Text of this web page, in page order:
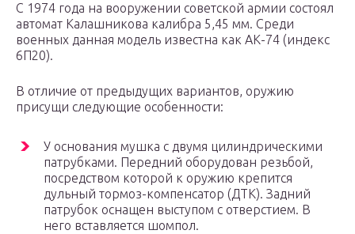
С 1974 года на вооружении советской армии состоял
автомат Калашникова калибра 5,45 мм. Среди
военных данная модель известна как АК-74 (индекс
6П20).
В отличие от предыдущих вариантов, оружию
присущи следующие особенности:
У основания мушка с двумя цилиндрическими
патрубками. Передний оборудован резьбой,
посредством которой к оружию крепится
дульный тормоз-компенсатор (ДТК). Задний
патрубок оснащен выступом с отверстием. В
него вставляется шомпол.